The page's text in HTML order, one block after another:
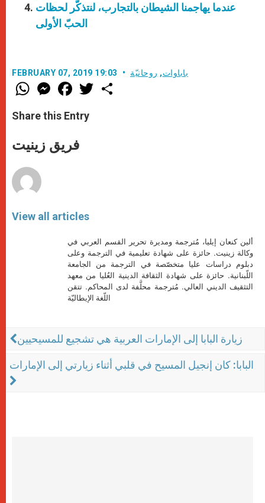
عندما يهاجمنا الشيطان بالتجارب، لنتذكّر لحظات
الحبّ الأولى
FEBRUARY 07, 2019 19:03 باباوات, روحانيّة
W
h
t
s
p
p
M
e
s
e
g
e
F
a
e
b
o
k
w
Share this Entry
فريق زينيت
View all articles
ألين كنعان إيليا، مُترجمة ومديرة تحرير القسم العربي في
وكالة زينيت. حائزة على شهادة تعليمية في الترجمة وعلى
دبلوم دراسات عليا متخصّصة في الترجمة من الجامعة
اللّبنانية. حائزة على شهادة الثقافة الدينية العُليا من معهد
التثقيف الديني العالي. مُترجمة محلَّفة لدى المحاكم. تتقن
اللّغة الإيطاليّة
زيارة البابا إلى الإمارات العربية هي تشجيع للمسيحيين
البابا: كان إنجيل المسيح في قلبي أثناء زيارتي إلى الإمارات